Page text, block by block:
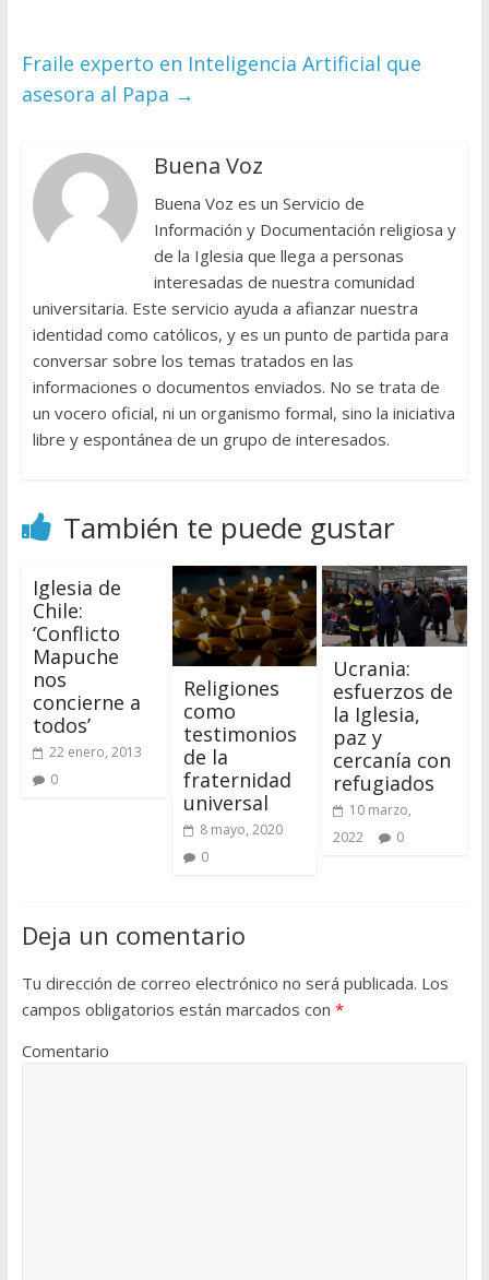
Fraile experto en Inteligencia Artificial que
asesora al Papa →
Buena Voz
Buena Voz es un Servicio de
Información y Documentación religiosa y
de la Iglesia que llega a personas
interesadas de nuestra comunidad
universitaria. Este servicio ayuda a afianzar nuestra
identidad como católicos, y es un punto de partida para
conversar sobre los temas tratados en las
informaciones o documentos enviados. No se trata de
un vocero oficial, ni un organismo formal, sino la iniciativa
libre y espontánea de un grupo de interesados.
También te puede gustar
Iglesia de
Chile:
‘Conflicto
Mapuche
nos
concierne a
todos’
22 enero, 2013
0
Religiones
como
testimonios
de la
fraternidad
universal
8 mayo, 2020
0
Ucrania:
esfuerzos de
la Iglesia,
paz y
cercanía con
refugiados
10 marzo,
2022
0
Deja un comentario
Tu dirección de correo electrónico no será publicada. Los
campos obligatorios están marcados con *
Comentario